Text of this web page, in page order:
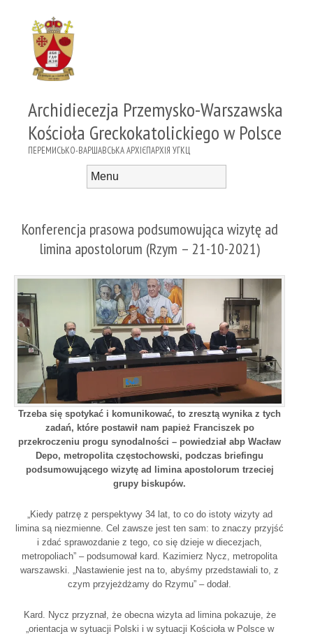
Archidiecezja Przemysko-Warszawska
Kościoła Greckokatolickiego w Polsce
ПЕРЕМИСЬКО-ВАРШАВСЬКА АРХІЄПАРХІЯ УГКЦ
Konferencja prasowa podsumowująca wizytę ad
limina apostolorum (Rzym – 21-10-2021)
Trzeba się spotykać i komunikować, to zresztą wynika z tych
zadań, które postawił nam papież Franciszek po
przekroczeniu progu synodalności – powiedział abp Wacław
Depo, metropolita częstochowski, podczas briefingu
podsumowującego wizytę ad limina apostolorum trzeciej
grupy biskupów.
„Kiedy patrzę z perspektywy 34 lat, to co do istoty wizyty ad
limina są niezmienne. Cel zawsze jest ten sam: to znaczy przyjść
i zdać sprawozdanie z tego, co się dzieje w diecezjach,
metropoliach” – podsumował kard. Kazimierz Nycz, metropolita
warszawski. „Nastawienie jest na to, abyśmy przedstawiali to, z
czym przyjeżdżamy do Rzymu” – dodał.
Kard. Nycz przyznał, że obecna wizyta ad limina pokazuje, że
„orientacja w sytuacji Polski i w sytuacji Kościoła w Polsce w